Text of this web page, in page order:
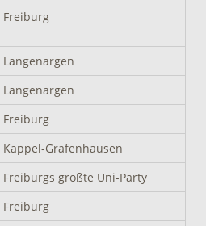
Freiburg
Langenargen
Langenargen
Freiburg
Kappel-Grafenhausen
Freiburgs größte Uni-Party
Freiburg